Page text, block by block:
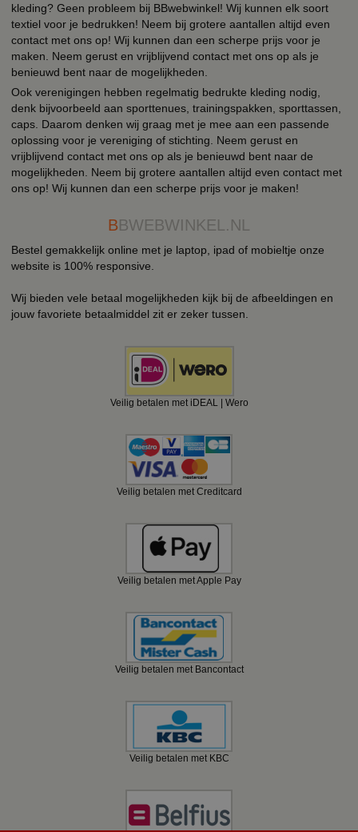
kleding? Geen probleem bij BBwebwinkel! Wij kunnen elk soort
textiel voor je bedrukken! Neem bij grotere aantallen altijd even
contact met ons op! Wij kunnen dan een scherpe prijs voor je
maken. Neem gerust en vrijblijvend contact met ons op als je
benieuwd bent naar de mogelijkheden.
Ook verenigingen hebben regelmatig bedrukte kleding nodig,
denk bijvoorbeeld aan sporttenues, trainingspakken, sporttassen,
caps. Daarom denken wij graag met je mee aan een passende
oplossing voor je vereniging of stichting. Neem gerust en
vrijblijvend contact met ons op als je benieuwd bent naar de
mogelijkheden. Neem bij grotere aantallen altijd even contact met
ons op! Wij kunnen dan een scherpe prijs voor je maken!
BBWEBWINKEL.NL
Bestel gemakkelijk online met je laptop, ipad of mobieltje onze
website is 100% responsive.
Wij bieden vele betaal mogelijkheden kijk bij de afbeeldingen en
jouw favoriete betaalmiddel zit er zeker tussen.
Veilig betalen met iDEAL | Wero
Veilig betalen met Creditcard
Veilig betalen met Apple Pay
Veilig betalen met Bancontact
Veilig betalen met KBC